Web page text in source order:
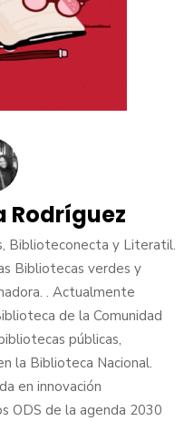
Rodríguez
Biblioteconecta y Literatil.
Bibliotecas verdes y
. Actualmente
de la Comunidad
públicas,
la Biblioteca Nacional.
en innovación
ODS de la agenda 2030